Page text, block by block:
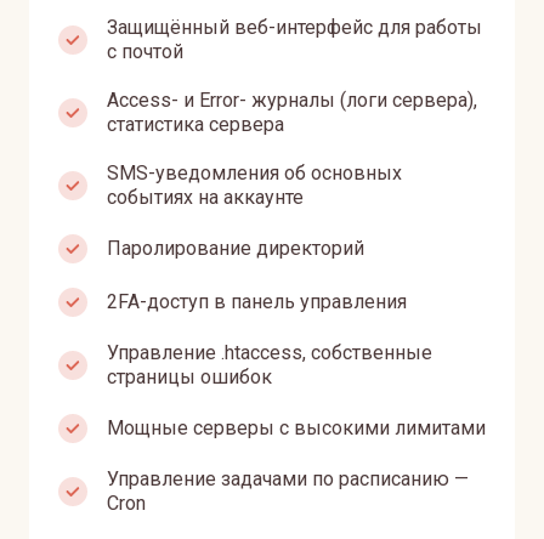
Защищённый веб-интерфейс для работы
с почтой
Access- и Error- журналы (логи сервера),
статистика сервера
SMS-уведомления об основных
событиях на аккаунте
Паролирование директорий
2FA-доступ в панель управления
Управление .htaccess, собственные
страницы ошибок
Мощные серверы с высокими лимитами
Управление задачами по расписанию —
Сron